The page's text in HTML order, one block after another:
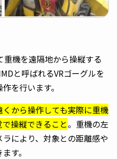
重機を遠隔地から操縦する
と呼ばれるVRゴーグルを
を行います。
くから操作しても実際に重機
操縦できること。重機の左
により、対象との距離感や
す。